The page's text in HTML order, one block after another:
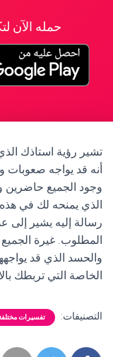
حمله الآن
تشير رؤية استاذك
أنه قد يواجه صعوبات
وجود الجميع حاضرين
الذي يمنحه لك في
رسالة إليه يشير إلى
المطلوب. غيرة
والحسد الذي قد
الخاصة التي تربطك
التصنيفات: تفسيرات